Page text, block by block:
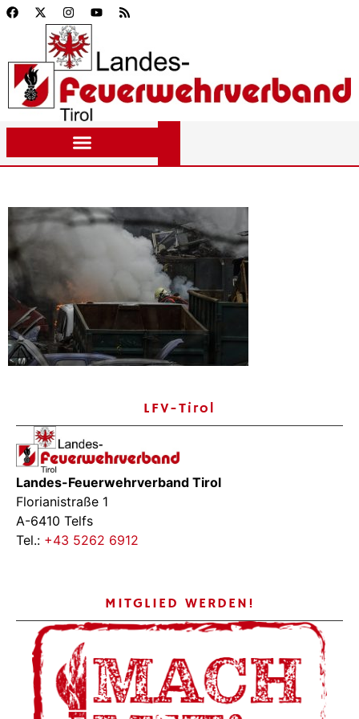
LFV-Tirol
Landes-Feuerwehrverband Tirol
Florianistraße 1
A-6410 Telfs
Tel.: +43 5262 6912
MITGLIED WERDEN!